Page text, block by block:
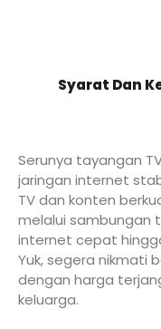
Syarat Dan
Serunya tayangan
jaringan internet
TV dan konten
melalui sambungan
internet cepat
Yuk, segera nikmati
dengan harga
keluarga.